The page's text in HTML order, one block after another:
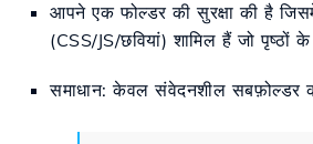
आपने एक फोल्डर की सुरक्षा की है
(CSS/JS/छवियां) शामिल हैं जो पृष्ठों
समाधान: केवल संवेदनशील सबफ़ोल्डर